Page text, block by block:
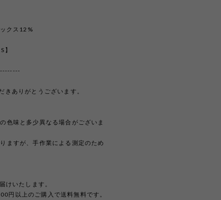
クス12%
ありがとうございます。
色味と多少異なる場合がございま
ますが、手作業による測定のため
けいたします。
円以上のご購入で送料無料です。